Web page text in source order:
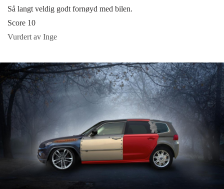
Så langt veldig godt fornøyd med bilen.
Score 10
Vurdert av Inge